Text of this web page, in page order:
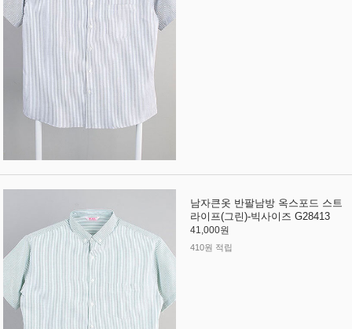
남자큰옷 반팔남방 옥스포드 스트
라이프(그린)-빅사이즈 G28413
41,000원
410원 적립